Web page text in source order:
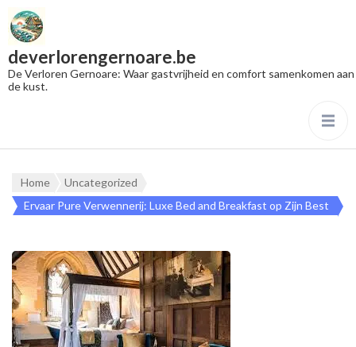
deverlorengernoare.be
De Verloren Gernoare: Waar gastvrijheid en comfort samenkomen aan
de kust.
Home
Uncategorized
Ervaar Pure Verwennerij: Luxe Bed and Breakfast op Zijn Best